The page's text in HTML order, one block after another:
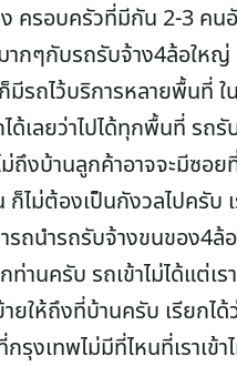
ครอบครัวที่มีกัน 2-3 คน
ากๆกับรถรับจ้าง4ล้อใหญ่
มีรถไว้บริการหลายพื้นที่ ใ
ด้เลยว่าไปได้ทุกพื้นที่ รถรั
ม่ถึงบ้านลูกค้าอาจจะมีซอ
ก็ไม่ต้องเป็นกังวลไปครับ
รถนำรถรับจ้างขนของ4ล้
ท่านครับ รถเข้าไม่ได้แต่เร
ยให้ถึงที่บ้านครับ เรียกได้
รุงเทพไม่มีที่ไหนที่เราเข้า